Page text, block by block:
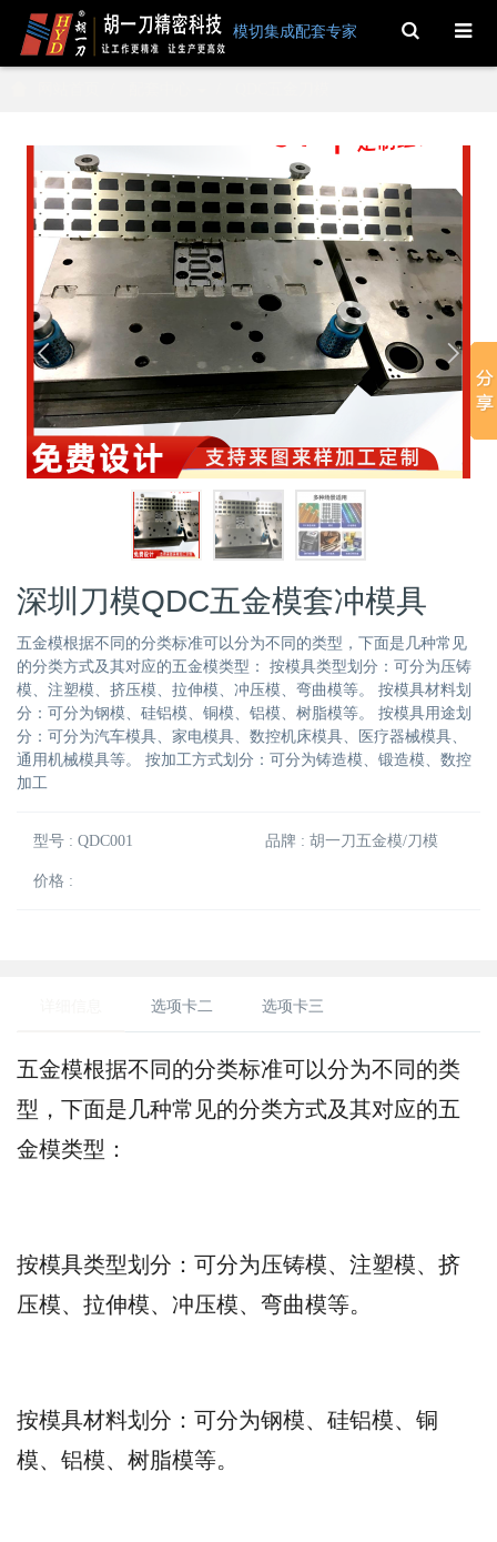
模切集成配套专家 Toggle
Search
深圳刀模QDC五金模套冲模具
五金模根据不同的分类标准可以分为不同的类型，下面是几种常见
的分类方式及其对应的五金模类型： 按模具类型划分：可分为压铸
模、注塑模、挤压模、拉伸模、冲压模、弯曲模等。 按模具材料划
分：可分为钢模、硅铝模、铜模、铝模、树脂模等。 按模具用途划
分：可分为汽车模具、家电模具、数控机床模具、医疗器械模具、
通用机械模具等。 按加工方式划分：可分为铸造模、锻造模、数控
加工
型号 : QDC001 品牌 : 胡一刀五金模/刀模
价格 :
选项卡二 选项卡三
五金模根据不同的分类标准可以分为不同的类
型，下面是几种常见的分类方式及其对应的五
金模类型：
按模具类型划分：可分为压铸模、注塑模、挤
压模、拉伸模、冲压模、弯曲模等。
按模具材料划分：可分为钢模、硅铝模、铜
模、铝模、树脂模等。